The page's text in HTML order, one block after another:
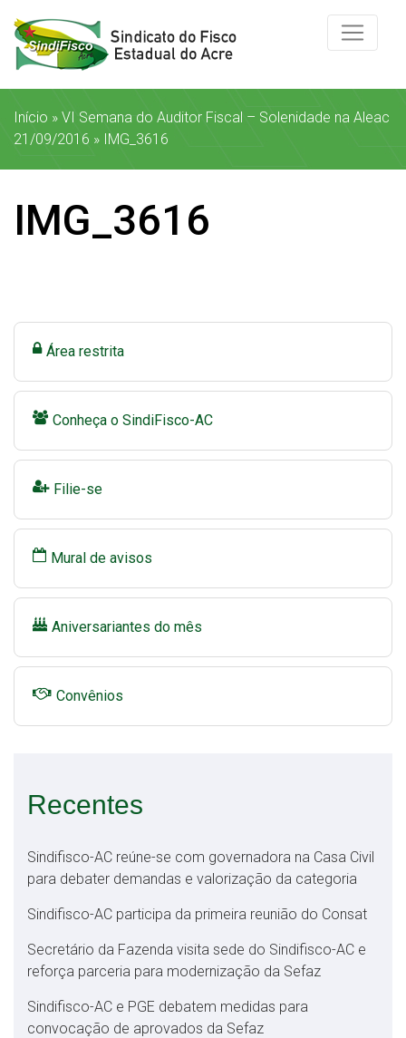
Início » VI Semana do Auditor Fiscal – Solenidade na Aleac
21/09/2016 » IMG_3616
IMG_3616
Área restrita
Conheça o SindiFisco-AC
Filie-se
Mural de avisos
Aniversariantes do mês
Convênios
Recentes
Sindifisco-AC reúne-se com governadora na Casa Civil
para debater demandas e valorização da categoria
Sindifisco-AC participa da primeira reunião do Consat
Secretário da Fazenda visita sede do Sindifisco-AC e
reforça parceria para modernização da Sefaz
Sindifisco-AC e PGE debatem medidas para
convocação de aprovados da Sefaz